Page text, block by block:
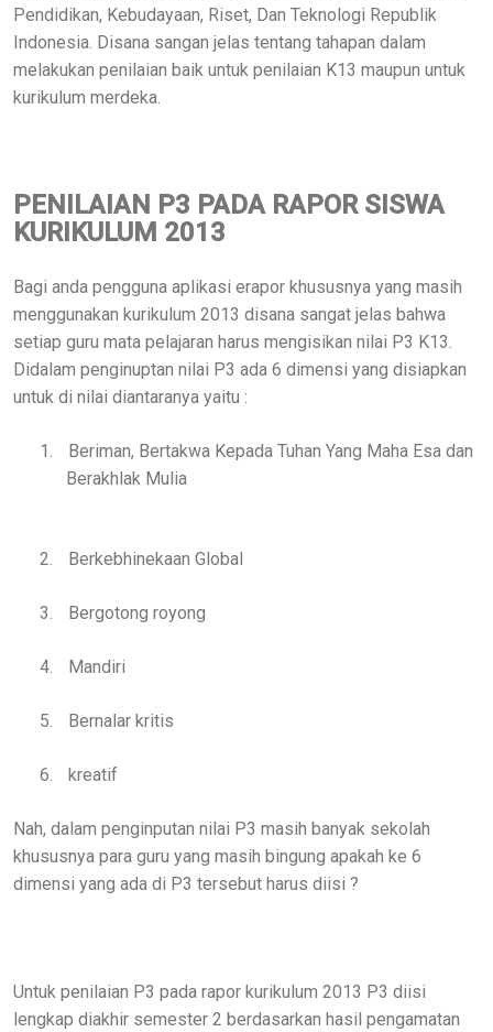
Pendidikan, Kebudayaan, Riset, Dan Teknologi Republik
Indonesia. Disana sangan jelas tentang tahapan dalam
melakukan penilaian baik untuk penilaian K13 maupun untuk
kurikulum merdeka.
PENILAIAN P3 PADA RAPOR SISWA
KURIKULUM 2013
Bagi anda pengguna aplikasi erapor khususnya yang masih
menggunakan kurikulum 2013 disana sangat jelas bahwa
setiap guru mata pelajaran harus mengisikan nilai P3 K13.
Didalam penginuptan nilai P3 ada 6 dimensi yang disiapkan
untuk di nilai diantaranya yaitu :
1.
Beriman, Bertakwa Kepada Tuhan Yang Maha Esa dan
Berakhlak Mulia
2. Berkebhinekaan Global
3. Bergotong royong
4. Mandiri
5. Bernalar kritis
6. kreatif
Nah, dalam penginputan nilai P3 masih banyak sekolah
khususnya para guru yang masih bingung apakah ke 6
dimensi yang ada di P3 tersebut harus diisi ?
Untuk penilaian P3 pada rapor kurikulum 2013 P3 diisi
lengkap diakhir semester 2 berdasarkan hasil pengamatan